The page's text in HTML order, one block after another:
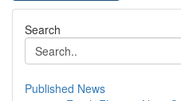
Search
Published News